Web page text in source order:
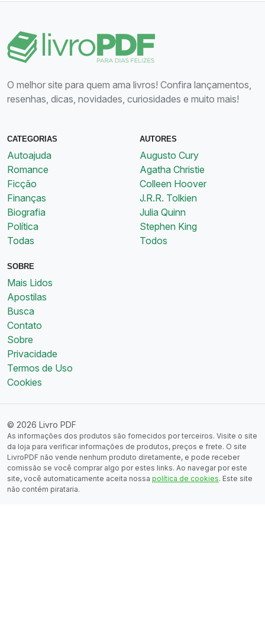
O melhor site para quem ama livros! Confira lançamentos,
resenhas, dicas, novidades, curiosidades e muito mais!
CATEGORIAS
Autoajuda
Romance
Ficção
Finanças
Biografia
Política
Todas
AUTORES
Augusto Cury
Agatha Christie
Colleen Hoover
J.R.R. Tolkien
Julia Quinn
Stephen King
Todos
SOBRE
Mais Lidos
Apostilas
Busca
Contato
Sobre
Privacidade
Termos de Uso
Cookies
© 2026 Livro PDF
As informações dos produtos são fornecidos por terceiros. Visite o site
da loja para verificar informações de produtos, preços e frete. O site
LivroPDF não vende nenhum produto diretamente, e pode receber
comissão se você comprar algo por estes links. Ao navegar por este
site, você automaticamente aceita nossa política de cookies. Este site
não contém pirataria.